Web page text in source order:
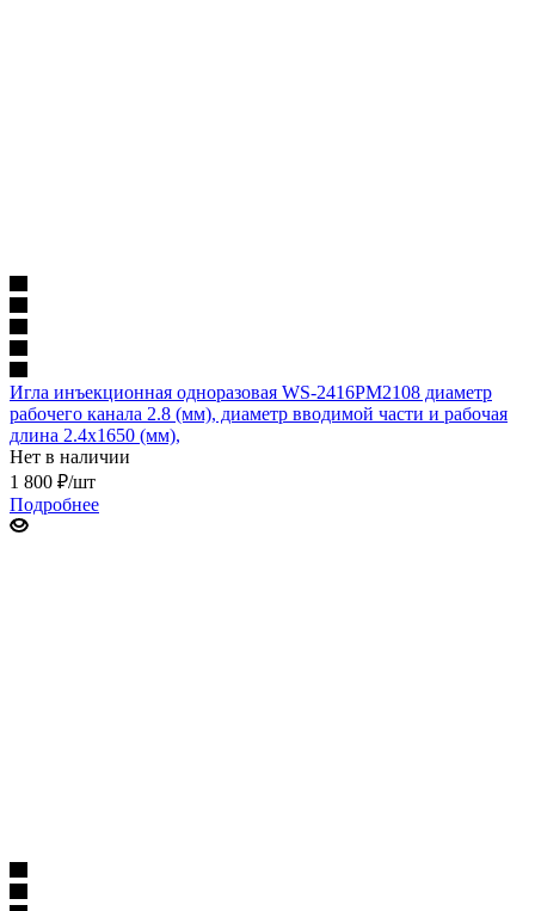
Игла инъекционная одноразовая WS-2416PM2108 диаметр
рабочего канала 2.8 (мм), диаметр вводимой части и рабочая
длина 2.4х1650 (мм),
Нет в наличии
1 800 ₽/шт
Подробнее